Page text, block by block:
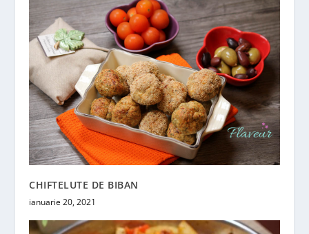
CHIFTELUTE DE BIBAN
ianuarie 20, 2021